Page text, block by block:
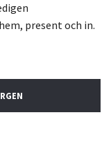
present och in.